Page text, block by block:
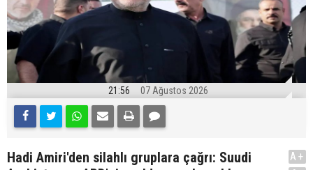
21:56 07 Ağustos 2026
Hadi Amiri'den silahlı gruplara çağrı: Suudi
A+